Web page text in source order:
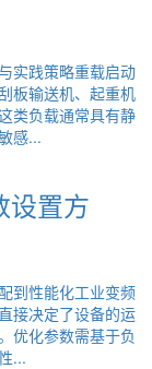
实践策略重载启动
板输送机、起重机
类负载通常具有静
感...
设置方
到性能化工业变频
接决定了设备的运
优化参数需基于负
...